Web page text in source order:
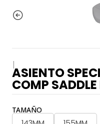
|
ASIENTO
COMP
TAMAÑO